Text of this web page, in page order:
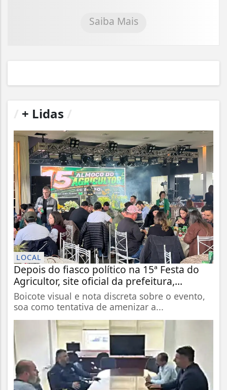
Saiba Mais
+ Lidas
LOCAL
Depois do fiasco político na 15ª Festa do
Agricultor, site oficial da prefeitura,...
Boicote visual e nota discreta sobre o evento,
soa como tentativa de amenizar a...